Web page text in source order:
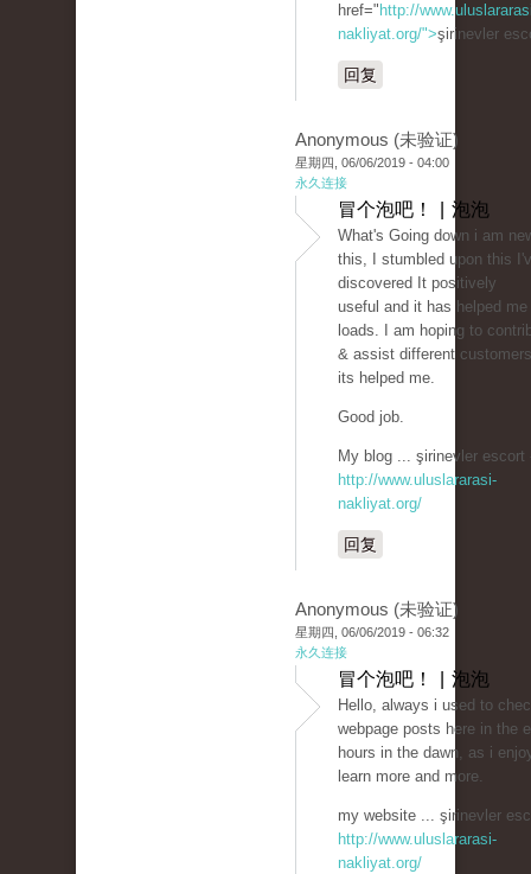
href=" http://
nakliyat.org/">şirinevler
回复
Anonymous (未验证)
星期四, 06/06/2019 - 04:00
永久连接
冒个泡吧！ | 泡泡
What's Going down i am
this, I stumbled upon this
discovered It positively
useful and it has helped me
loads. I am hoping to
& assist different
its helped me.
Good job.
My blog ... şirinevler escort
http://www.uluslararasi-
nakliyat.org/
回复
Anonymous (未验证)
星期四, 06/06/2019 - 06:32
永久连接
冒个泡吧！ | 泡泡
Hello, always i used to
webpage posts here in the
hours in the dawn, as i
learn more and more.
my website ... şirinevler
http://www.uluslararasi-
nakliyat.org/